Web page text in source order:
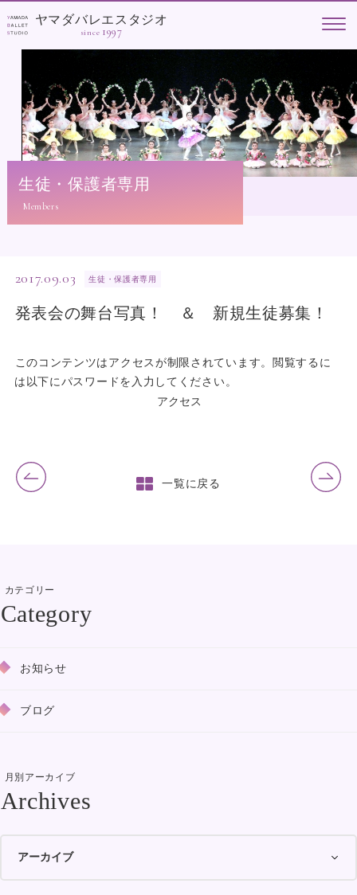
ヤマダバレエスタジオ
since 1997
生徒・保護者専用
発表会の舞台写真！ ＆ 新規生徒募集！
2017.09.03 生徒・保護者専用
このコンテンツはアクセスが制限されています。閲覧するに
は以下にパスワードを入力してください。
一覧に戻る
カテゴリー
お知らせ
ブログ
月別アーカイブ